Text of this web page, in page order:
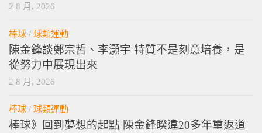
2 8 月, 2026
棒球 / 球類運動
陳金鋒談鄭宗哲、李灝宇 特質不是刻意培養，是
從努力中展現出來
2 8 月, 2026
棒球 / 球類運動
棒球》回到夢想的起點 陳金鋒睽違20多年重返道